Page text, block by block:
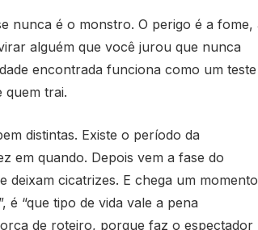
nunca é o monstro. O perigo é a fome,
alguém que você jurou que nunca
encontrada funciona como um teste
quem trai.
distintas. Existe o período da
em quando. Depois vem a fase do
deixam cicatrizes. E chega um momento
é “que tipo de vida vale a pena
de roteiro, porque faz o espectador